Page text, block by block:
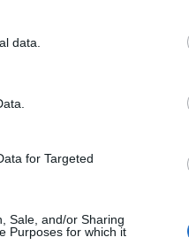
data.
for Targeted
Sale, and/or Sharing
Purposes for which it
ενώ οι
για την ασφαλή
και να